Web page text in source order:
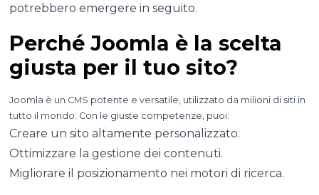
potrebbero emergere in seguito.
Perché Joomla è la scelta
giusta per il tuo sito?
Joomla è un CMS potente e versatile, utilizzato da milioni di siti in
tutto il mondo. Con le giuste competenze, puoi:
Creare un sito altamente personalizzato.
Ottimizzare la gestione dei contenuti.
Migliorare il posizionamento nei motori di ricerca.